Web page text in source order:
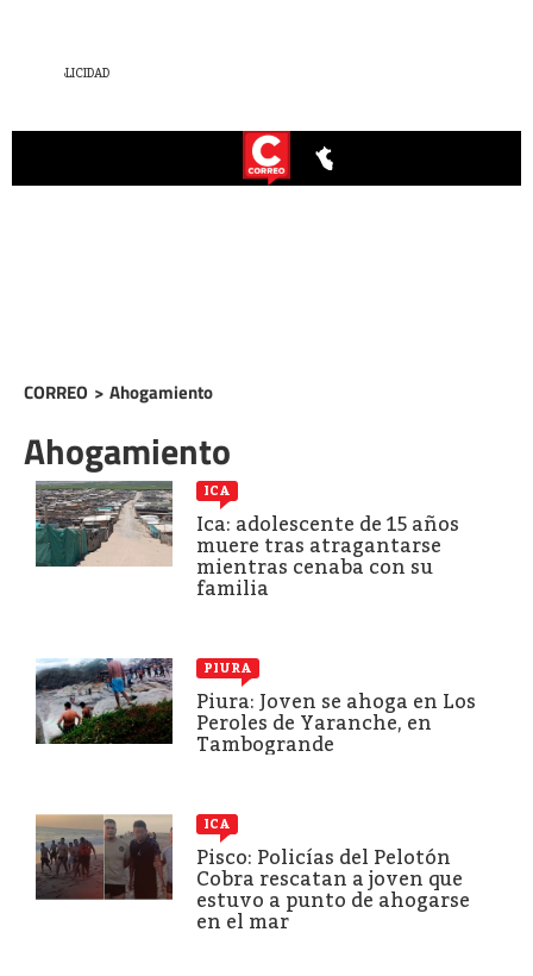
CORREO > Ahogamiento
Ahogamiento
ICA
Ica: adolescente de 15 años
muere tras atragantarse
mientras cenaba con su
familia
PIURA
Piura: Joven se ahoga en Los
Peroles de Yaranche, en
Tambogrande
ICA
Pisco: Policías del Pelotón
Cobra rescatan a joven que
estuvo a punto de ahogarse
en el mar